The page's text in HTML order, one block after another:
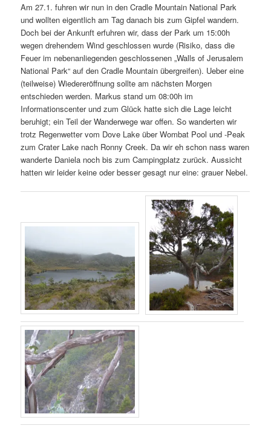
Am 27.1. fuhren wir nun in den Cradle Mountain National Park
und wollten eigentlich am Tag danach bis zum Gipfel wandern.
Doch bei der Ankunft erfuhren wir, dass der Park um 15:00h
wegen drehendem Wind geschlossen wurde (Risiko, dass die
Feuer im nebenanliegenden geschlossenen „Walls of Jerusalem
National Park“ auf den Cradle Mountain übergreifen). Ueber eine
(teilweise) Wiedereröffnung sollte am nächsten Morgen
entschieden werden. Markus stand um 08:00h im
Informationscenter und zum Glück hatte sich die Lage leicht
beruhigt; ein Teil der Wanderwege war offen. So wanderten wir
trotz Regenwetter vom Dove Lake über Wombat Pool und -Peak
zum Crater Lake nach Ronny Creek. Da wir eh schon nass waren
wanderte Daniela noch bis zum Campingplatz zurück. Aussicht
hatten wir leider keine oder besser gesagt nur eine: grauer Nebel.